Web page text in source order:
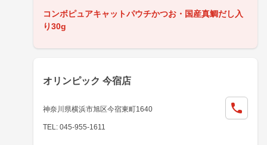
コンボピュアキャットパウチかつお・国産真鯛だし入
り30g
オリンピック 今宿店
神奈川県横浜市旭区今宿東町1640
TEL: 045-955-1611